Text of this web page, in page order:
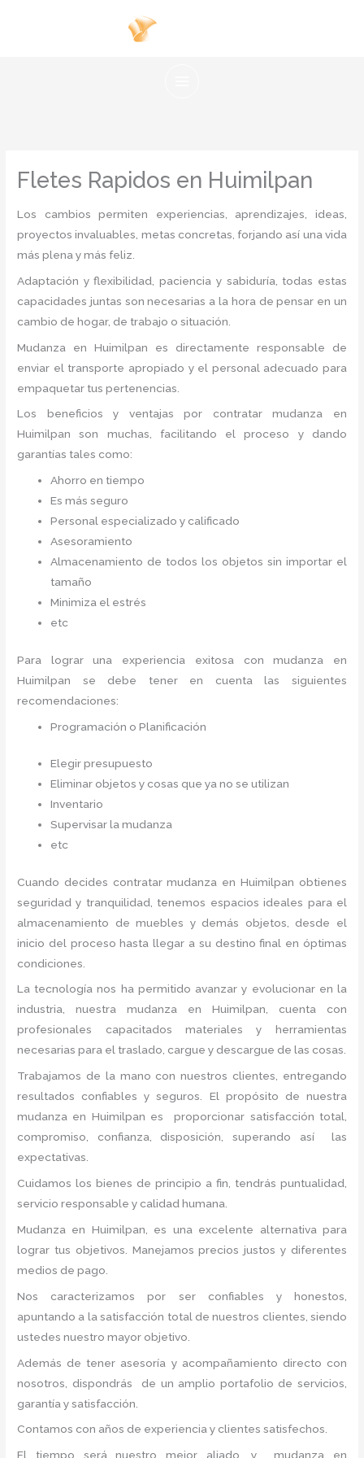
Fletes Rapidos en Huimilpan
Los cambios permiten experiencias, aprendizajes, ideas,
proyectos invaluables, metas concretas, forjando así una vida
más plena y más feliz.
Adaptación y flexibilidad, paciencia y sabiduría, todas estas
capacidades juntas son necesarias a la hora de pensar en un
cambio de hogar, de trabajo o situación.
Mudanza en Huimilpan es directamente responsable de
enviar el transporte apropiado y el personal adecuado para
empaquetar tus pertenencias.
Los beneficios y ventajas por contratar mudanza en
Huimilpan
son muchas, facilitando el proceso y dando
garantías tales como:
Ahorro en tiempo
Es más seguro
Personal especializado y calificado
Asesoramiento
Almacenamiento de todos los objetos sin importar el
tamaño
Minimiza el estrés
etc
Para lograr una experiencia exitosa con mudanza en
Huimilpan
se debe tener en cuenta las siguientes
recomendaciones:
Programación o Planificación
Elegir presupuesto
Eliminar objetos y cosas que ya no se utilizan
Inventario
Supervisar la mudanza
etc
Cuando decides contratar mudanza en Huimilpan obtienes
seguridad y tranquilidad, tenemos espacios ideales para el
almacenamiento de muebles y demás objetos, desde el
inicio del proceso hasta llegar a su destino final en óptimas
condiciones.
La tecnología nos ha permitido avanzar y evolucionar en la
industria, nuestra mudanza en Huimilpan, cuenta con
profesionales capacitados materiales y herramientas
necesarias para el traslado, cargue y descargue de las cosas.
Trabajamos de la mano con nuestros clientes, entregando
resultados confiables y seguros. El propósito de nuestra
mudanza en Huimilpan es proporcionar satisfacción total,
compromiso, confianza, disposición, superando así las
expectativas.
Cuidamos los bienes de principio a fin, tendrás puntualidad,
servicio responsable y calidad humana.
Mudanza en Huimilpan, es una excelente alternativa para
lograr tus objetivos. Manejamos precios justos y diferentes
medios de pago.
Nos caracterizamos por ser confiables y honestos,
apuntando a la satisfacción total de nuestros clientes, siendo
ustedes nuestro mayor objetivo.
Además de tener asesoría y acompañamiento directo con
nosotros, dispondrás de un amplio portafolio de servicios,
garantía y satisfacción.
Contamos con años de experiencia y clientes satisfechos.
El tiempo será nuestro mejor aliado, y mudanza en